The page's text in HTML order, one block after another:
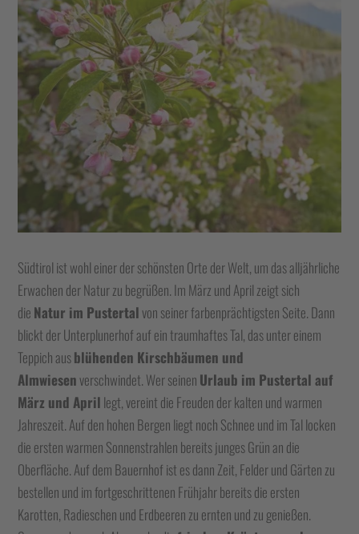
Südtirol ist wohl einer der schönsten Orte der Welt, um das alljährliche
Erwachen der Natur zu begrüßen. Im März und April zeigt sich
die Natur im Pustertalvon seiner farbenprächtigsten Seite. Dann
blickt der Unterplunerhof auf ein traumhaftes Tal, das unter einem
Teppich ausblühenden Kirschbäumen und
Almwiesenverschwindet. Wer seinen Urlaub im Pustertal auf
März und April legt, vereint die Freuden der kalten und warmen
Jahreszeit. Auf den hohen Bergen liegt noch Schnee und im Tal locken
die ersten warmen Sonnenstrahlen bereits junges Grün an die
Oberfläche. Auf dem Bauernhof ist es dann Zeit, Felder und Gärten zu
bestellen und im fortgeschrittenen Frühjahr bereits die ersten
Karotten, Radieschen und Erdbeeren zu ernten und zu genießen.